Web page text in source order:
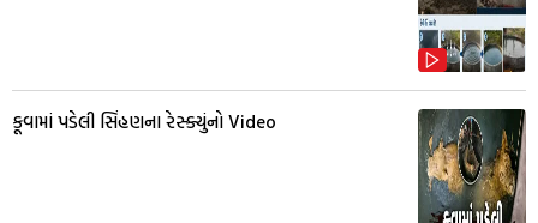
કૂવામાં પડેલી સિંહણના રેસ્ક્યુંનો Video